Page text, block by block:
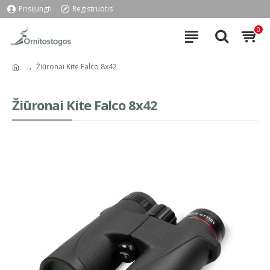
Prisijungti Registruotis
0
Žiūronai Kite Falco 8x42
Žiūronai Kite Falco 8x42